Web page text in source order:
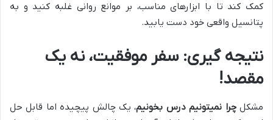
کمک کند تا با ابزارهای مناسب، بر موانع روانی غلبه کنید و به
پتانسیل واقعی خود دست یابید.
نتیجه گیری: سفر موفقیت، نه یک
مقصد!
مشکلچرا نمیتونیم درس بخونیم، یک چالش پیچیده اما قابل حل